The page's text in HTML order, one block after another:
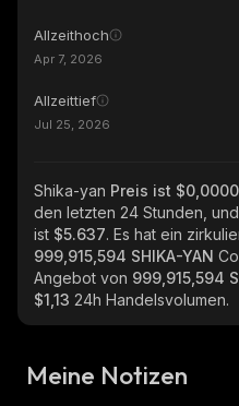
Allzeithoch
Apr 7, 2026
Allzeittief
Jul 25, 2026
Shika-yan Preis ist
den letzten 24 Stunden,
ist $5.637. Es hat ein
999,915,594 SHIKA-YAN
Angebot von 999,915,594
$1,13 24h Handelsvolumen.
Meine Notizen